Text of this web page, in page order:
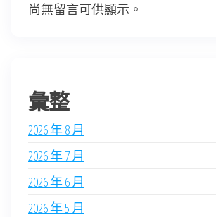
尚無留言可供顯示。
彙整
2026 年 8 月
2026 年 7 月
2026 年 6 月
2026 年 5 月